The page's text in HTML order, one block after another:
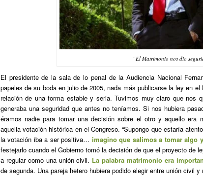
“El Matrimonio nos dio
El presidente de la sala de lo penal de la Audiencia Nacional
papeles de su boda en julio de 2005, nada más publicarse la ley en
relación de una forma estable y seria. Tuvimos muy claro que nos
generaba una seguridad que antes no teníamos. Si nos hubiera
éramos nadie para tomar una decisión sobre el otro y aquello era
aquella votación histórica en el Congreso. “Supongo que estaría
la votación iba a ser positiva… imagino que salimos a tomar algo
festejarlo cuando el Gobierno tomó la decisión de que el proyecto de
a regular como una unión civil. La palabra matrimonio era
de segunda. Una pareja hetero hubiera podido elegir entre unión civil